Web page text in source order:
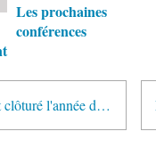
Les prochaines
conférences
Retour sur les derniers évènements qui ont clôturé l'année de nos 40 ans